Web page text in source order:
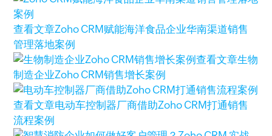
查看文章Zoho CRM赋能海洋食品企业华南渠道销售
管理落地案例
查看文章生物
制造企业Zoho CRM销售增长案例
查看文章电动车控制器厂商借助Zoho CRM打通销售
流程案例